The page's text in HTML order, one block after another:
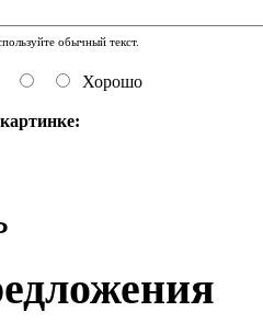
обычный текст.
Хорошо